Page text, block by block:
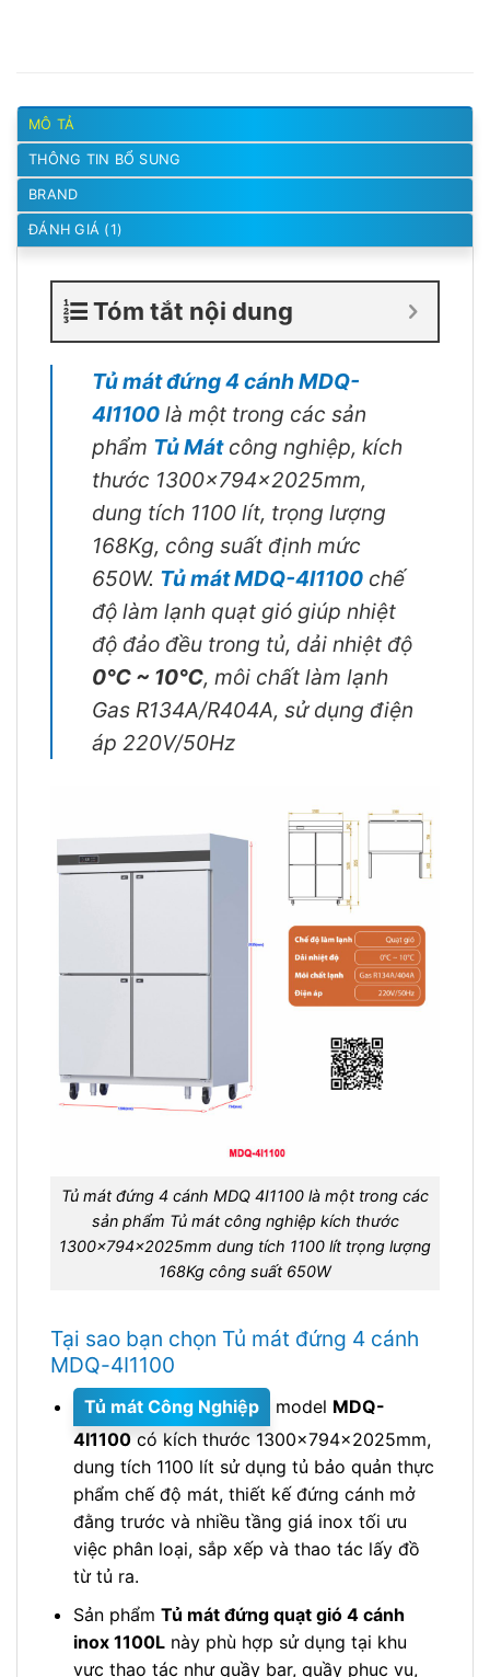
MÔ TẢ
THÔNG TIN BỔ SUNG
BRAND
ĐÁNH GIÁ (1)
Tóm tắt nội dung
Tủ mát đứng 4 cánh MDQ-
4I1100 là một trong các sản
phẩm Tủ Mátcông nghiệp, kích
thước 1300x794x2025mm,
dung tích 1100 lít, trọng lượng
168Kg, công suất định mức
650W. Tủ mát MDQ-4I1100 chế
độ làm lạnh quạt gió giúp nhiệt
độ đảo đều trong tủ, dải nhiệt độ
0℃ ~ 10℃, môi chất làm lạnh
Gas R134A/R404A, sử dụng điện
áp 220V/50Hz
Tủ mát đứng 4 cánh MDQ 4I1100 là một trong các
sản phẩm Tủ mát công nghiệp kích thước
1300x794x2025mm dung tích 1100 lít trọng lượng
168Kg công suất 650W
Tại sao bạn chọn Tủ mát đứng 4 cánh
MDQ-4I1100
Tủ mát Công Nghiệp model MDQ-
4I1100có kích thước 1300x794x2025mm,
dung tích 1100 lít sử dụng tủ bảo quản thực
phẩm chế độ mát, thiết kế đứng cánh mở
đằng trước và nhiều tầng giá inox tối ưu
việc phân loại, sắp xếp và thao tác lấy đồ
từ tủ ra.
Sản phẩm Tủ mát đứng quạt gió 4 cánh
inox 1100Lnày phù hợp sử dụng tại khu
vực thao tác như quầy bar, quầy phục vụ,